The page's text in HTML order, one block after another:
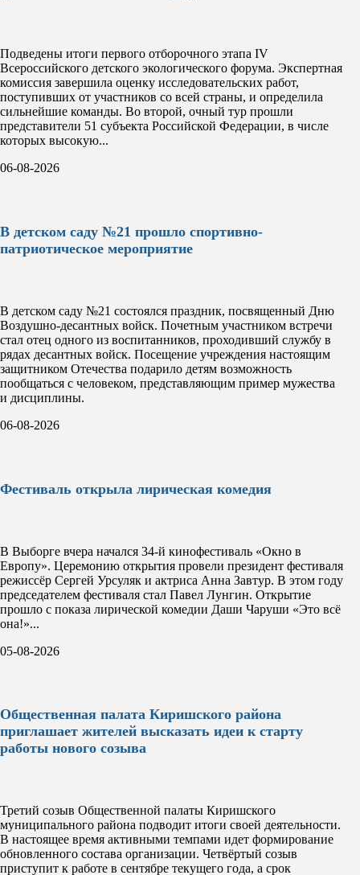
Подведены итоги первого отборочного этапа IV
Всероссийского детского экологического форума. Экспертная
комиссия завершила оценку исследовательских работ,
поступивших от участников со всей страны, и определила
сильнейшие команды. Во второй, очный тур прошли
представители 51 субъекта Российской Федерации, в числе
которых высокую...
06-08-2026
В детском саду №21 прошло спортивно-
патриотическое мероприятие
В детском саду №21 состоялся праздник, посвященный Дню
Воздушно-десантных войск. Почетным участником встречи
стал отец одного из воспитанников, проходивший службу в
рядах десантных войск. Посещение учреждения настоящим
защитником Отечества подарило детям возможность
пообщаться с человеком, представляющим пример мужества
и дисциплины.
06-08-2026
Фестиваль открыла лирическая комедия
В Выборге вчера начался 34-й кинофестиваль «Окно в
Европу». Церемонию открытия провели президент фестиваля
режиссёр Сергей Урсуляк и актриса Анна Завтур. В этом году
председателем фестиваля стал Павел Лунгин. Открытие
прошло с показа лирической комедии Даши Чаруши «Это всё
она!»...
05-08-2026
Общественная палата Киришского района
приглашает жителей высказать идеи к старту
работы нового созыва
Третий созыв Общественной палаты Киришского
муниципального района подводит итоги своей деятельности.
В настоящее время активными темпами идет формирование
обновленного состава организации. Четвёртый созыв
приступит к работе в сентябре текущего года, а срок